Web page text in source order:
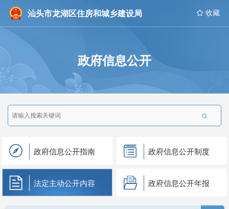
汕头市龙湖区住房和城乡建设局  收藏
政府信息公开

政府信息公开指南 政府信息公开制度
法定主动公开内容 政府信息公开年报